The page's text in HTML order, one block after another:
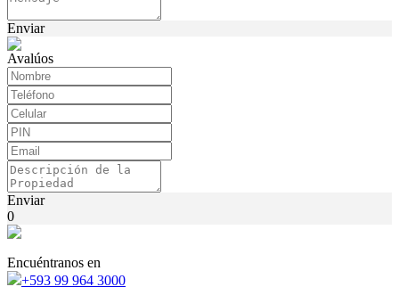
Enviar
Avalúos
Enviar
0
Encuéntranos en
+593 99 964 3000